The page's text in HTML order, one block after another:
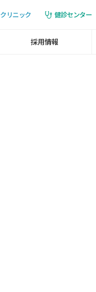
クリニック 健診センター
採用情報